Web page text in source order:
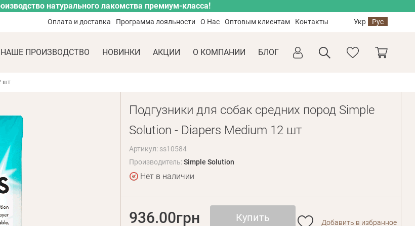
натурального лакомства премиум-класса!
Оплата и доставка Программа лояльности О Нас Оптовым клиентам Контакты Укр Рус
НАШЕ ПРОИЗВОДСТВО НОВИНКИ АКЦИИ О КОМПАНИИ БЛОГ
шт
Подгузники для собак средних пород Simple
Solution - Diapers Medium 12 шт
Артикул: ss10584
Производитель:Simple Solution
Нет в наличии
936.00грн Купить Добавить в избранное